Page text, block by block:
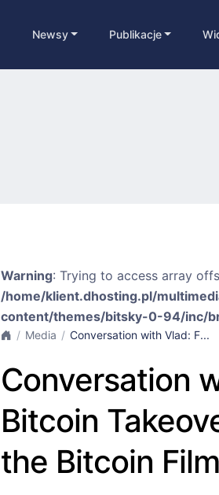
Newsy Publikacje
Warning: Trying to access array
/home/klient.dhosting.pl/
content/themes/bitsky-0-94/inc/
Media Conversation with Vlad: F...
Conversation
Bitcoin
the Bitcoin